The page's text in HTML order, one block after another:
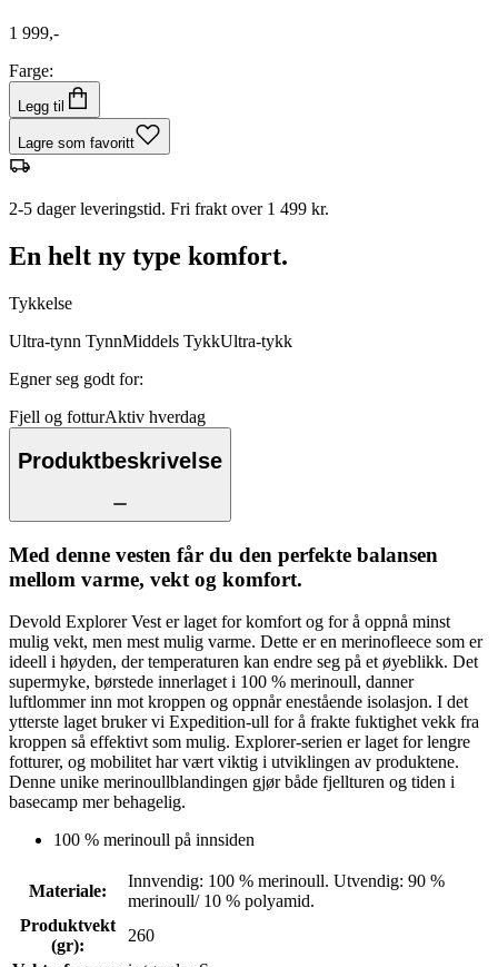
1 999,-
Farge:
Legg til
Lagre som favoritt
2-5 dager leveringstid. Fri frakt over 1 499 kr.
En helt ny type komfort.
Tykkelse
Ultra-tynn TynnMiddels TykkUltra-tykk
Egner seg godt for:
Fjell og fotturAktiv hverdag
Produktbeskrivelse
Med denne vesten får du den perfekte balansen
mellom varme, vekt og komfort.
Devold Explorer Vest er laget for komfort og for å oppnå minst
mulig vekt, men mest mulig varme. Dette er en merinofleece som er
ideell i høyden, der temperaturen kan endre seg på et øyeblikk. Det
supermyke, børstede innerlaget i 100 % merinoull, danner
luftlommer inn mot kroppen og oppnår enestående isolasjon. I det
ytterste laget bruker vi Expedition-ull for å frakte fuktighet vekk fra
kroppen så effektivt som mulig. Explorer-serien er laget for lengre
fotturer, og mobilitet har vært viktig i utviklingen av produktene.
Denne unike merinoullblandingen gjør både fjellturen og tiden i
basecamp mer behagelig.
100 % merinoull på innsiden
Materiale:
Innvendig: 100 % merinoull. Utvendig: 90 %
merinoull/ 10 % polyamid.
Produktvekt
(gr):
260